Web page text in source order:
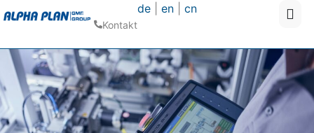
Kontakt
de |en |cn